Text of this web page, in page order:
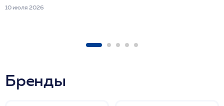
10 июля 2026
Бренды